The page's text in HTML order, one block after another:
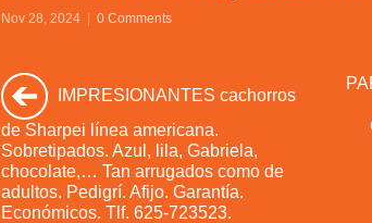
Nov 28, 2024 0 Comments
IMPRESIONANTES cachorros
de Sharpei línea americana.
Sobretipados. Azul, lila, Gabriela,
chocolate,… Tan arrugados como de
adultos. Pedigrí. Afijo. Garantía.
Económicos. Tlf. 625-723523.